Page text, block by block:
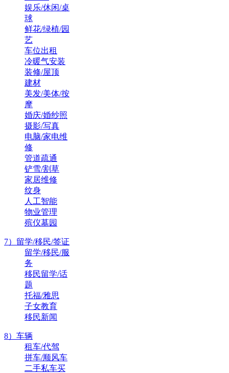
娱乐/休闲/桌
球
鲜花/绿植/园
艺
车位出租
冷暖气安装
装修/屋顶
建材
美发/美体/按
摩
婚庆/婚纱照
摄影/写真
电脑/家电维
修
管道疏通
铲雪/割草
家居维修
纹身
人工智能
物业管理
殡仪墓园
7）留学/移民/签证
留学/移民/服
务
移民留学/话
题
托福/雅思
子女教育
移民新闻
8）车辆
租车/代驾
拼车/顺风车
二手私车买